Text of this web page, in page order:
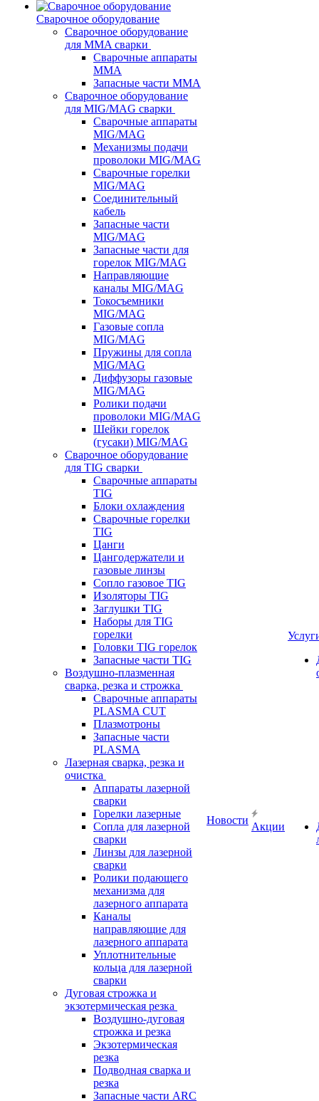
Сварочное оборудование
Сварочное оборудование
для MMA сварки
Сварочные аппараты
MMA
Запасные части MMA
Сварочное оборудование
для MIG/MAG сварки
Сварочные аппараты
MIG/MAG
Механизмы подачи
проволоки MIG/MAG
Сварочные горелки
MIG/MAG
Соединительный
кабель
Запасные части
MIG/MAG
Запасные части для
горелок MIG/MAG
Направляющие
каналы MIG/MAG
Токосъемники
MIG/MAG
Газовые сопла
MIG/MAG
Пружины для сопла
MIG/MAG
Диффузоры газовые
MIG/MAG
Ролики подачи
проволоки MIG/MAG
Шейки горелок
(гусаки) MIG/MAG
Сварочное оборудование
для TIG сварки
Сварочные аппараты
TIG
Блоки охлаждения
Сварочные горелки
TIG
Цанги
Цангодержатели и
газовые линзы
Сопло газовое TIG
Изоляторы TIG
Заглушки TIG
Наборы для TIG
горелки
Головки TIG горелок
Запасные части TIG
Воздушно-плазменная
сварка, резка и строжка
Сварочные аппараты
PLASMA CUT
Плазмотроны
Запасные части
PLASMA
Лазерная сварка, резка и
очистка
Аппараты лазерной
сварки
Горелки лазерные
Сопла для лазерной
сварки
Линзы для лазерной
сварки
Ролики подающего
механизма для
лазерного аппарата
Каналы
направляющие для
лазерного аппарата
Уплотнительные
кольца для лазерной
сварки
Дуговая строжка и
экзотермическая резка
Воздушно-дуговая
строжка и резка
Экзотермическая
резка
Подводная сварка и
резка
Запасные части ARC
Новости
Акции